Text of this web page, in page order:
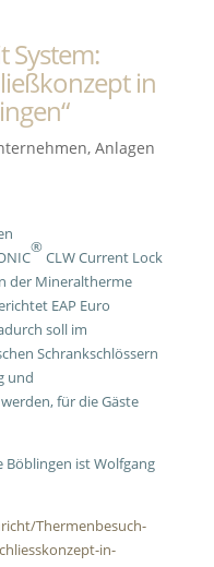
System:
in
, Anlagen
®
CLW Current Lock
der Mineraltherme
EAP Euro
soll im
Schrankschlössern
und
für die Gäste
ist Wolfgang
Thermenbesuch-
in-